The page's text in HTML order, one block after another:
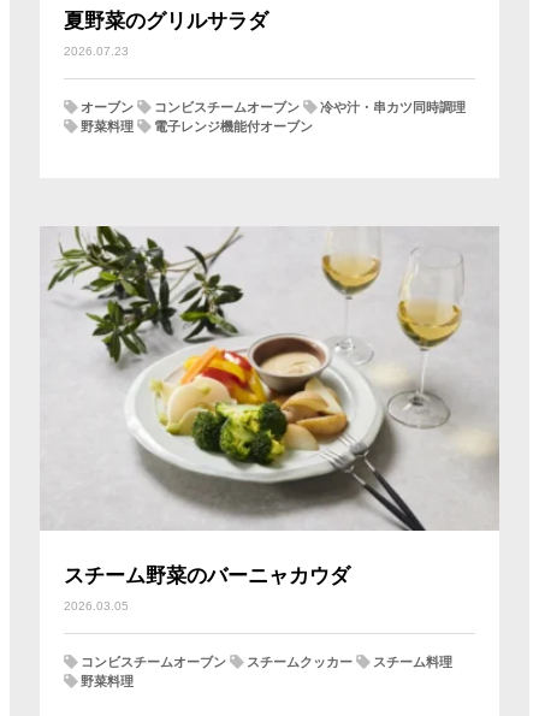
夏野菜のグリルサラダ
2026.07.23
オーブン コンビスチームオーブン
冷や汁・串カツ同時調理
野菜料理
電子レンジ機能付オーブン
スチーム野菜のバーニャカウダ
2026.03.05
コンビスチームオーブン スチームクッカー
スチーム料理
野菜料理